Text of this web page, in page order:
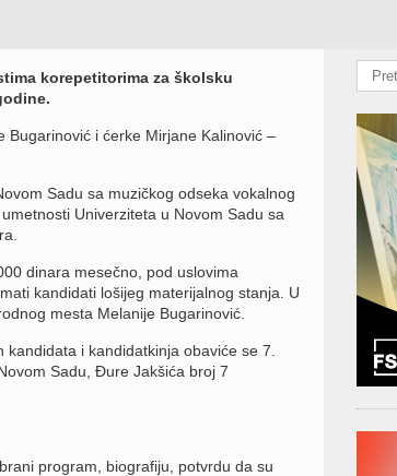
korepetitorima za školsku
Bugarinović i ćerke Mirjane Kalinović –
Sadu sa muzičkog odseka vokalnog
Univerziteta u Novom Sadu sa
dinara mesečno, pod uslovima
kandidati lošijeg materijalnog stanja. U
mesta Melanije Bugarinović.
i kandidatkinja obaviće se 7.
Sadu, Đure Jakšića broj 7
program, biografiju, potvrdu da su